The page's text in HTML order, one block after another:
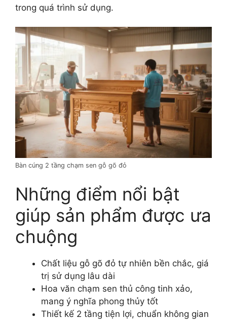
trong quá trình sử dụng.
Bàn cúng 2 tầng chạm sen gỗ gõ đỏ
Những điểm nổi bật
giúp sản phẩm được ưa
chuộng
Chất liệu gỗ gõ đỏ tự nhiên bền chắc, giá
trị sử dụng lâu dài
Hoa văn chạm sen thủ công tinh xảo,
mang ý nghĩa phong thủy tốt
Thiết kế 2 tầng tiện lợi, chuẩn không gian